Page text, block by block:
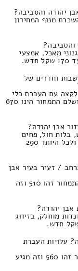
יהודה והסביבה?
מנוף המחירון
מאכל, אמצעי
וחדרים של
עם העברת כלי
המחשוב הובלה של דירת סרברים באופן מושלם התמחור הינו 670
אבן יהודה?
בלות חול, פחים
לצביעה וזה לא נגמר כאן. המחיר זהו 390 ולכל היותר 290
/ זעיר בעיר אבן
עלות העברה של ארונית חשמל בלי הנפה התמחור זהו 510 וזה
יהודה?
מוחלק, בזיווג
עלויות העברת
בזיווג הנפות וסחיבה ע"ג המרצפות התמחור זהו 560 וזה מגיע